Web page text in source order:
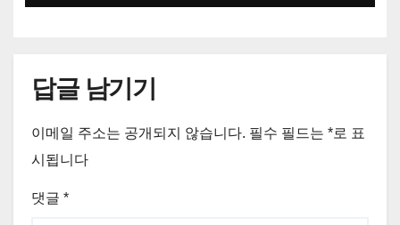
답글 남기기
이메일 주소는 공개되지 않습니다. 필수 필드는 *로 표
시됩니다
댓글 *